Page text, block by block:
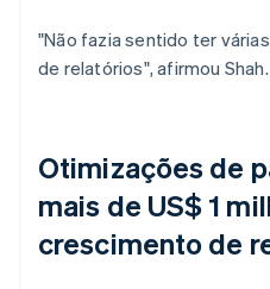
"Não fazia sentido ter
de relatórios", afirmou Shah.
Otimizações de
mais de US$ 1
crescimento de